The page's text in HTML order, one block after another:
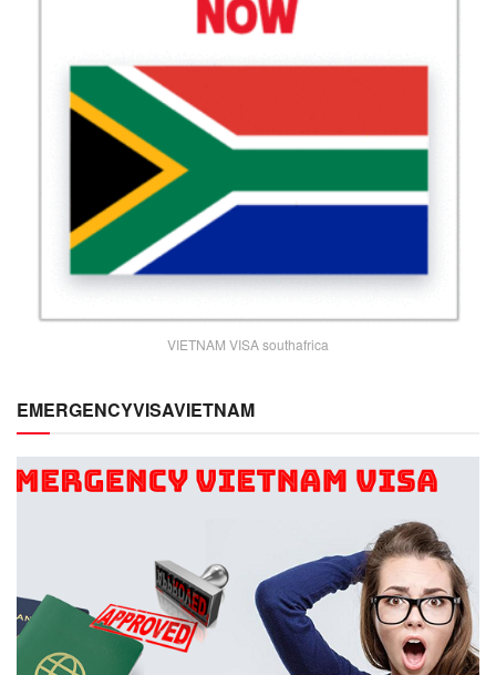
VIETNAM VISA southafrica
EMERGENCYVISAVIETNAM